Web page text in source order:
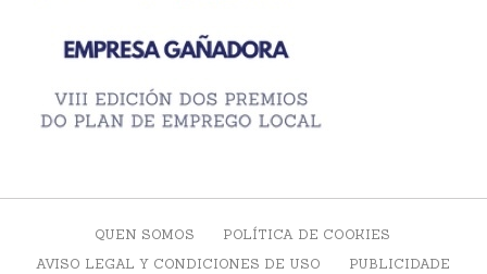
QUEN SOMOS
POLÍTICA DE COOKIES
AVISO LEGAL Y CONDICIONES DE USO
PUBLICIDADE